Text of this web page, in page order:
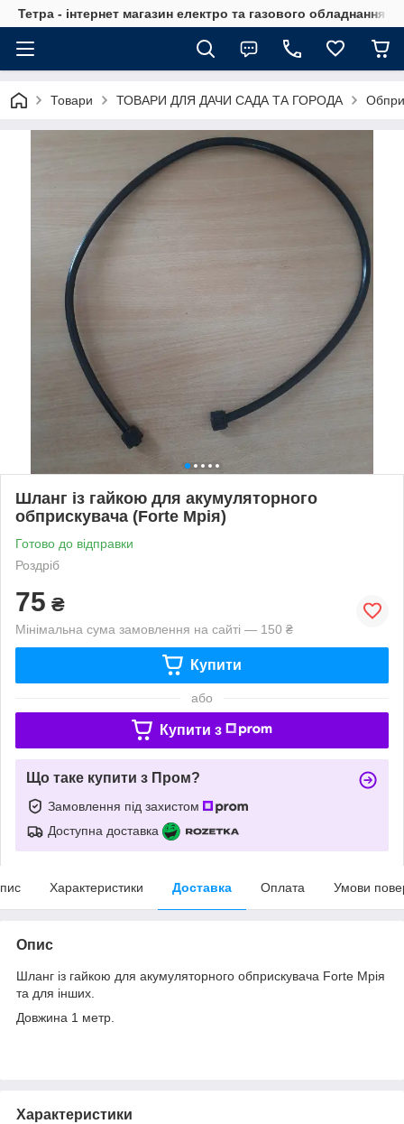
Тетра - інтернет магазин електро та газового обладнання,
Товари ТОВАРИ ДЛЯ ДАЧИ САДА ТА ГОРОДА
Шланг із гайкою для акумуляторного
обприскувача (Forte Мрія)
Готово до відправки
Роздріб
75 ₴
Мінімальна сума замовлення на сайті — 150 ₴
Купити
або
Купити з
Що таке купити з Пром?
Замовлення під захистом
Доступна доставка
Характеристики Доставка Оплата Умови
Опис
Шланг із гайкою для акумуляторного обприскувача Forte Мрія
та для інших.
Довжина 1 метр.
Характеристики